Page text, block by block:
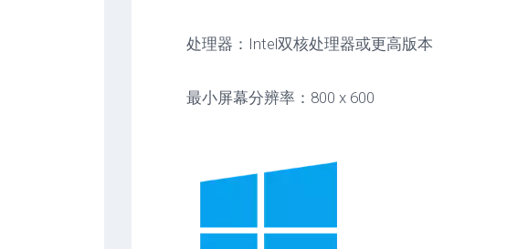
处理器：Intel双核处理器或更高版本
最小屏幕分辨率：800 x 600